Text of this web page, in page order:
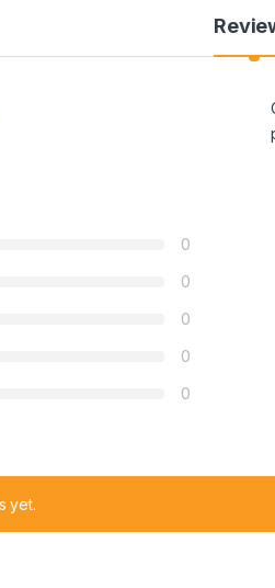
0
0
0
0
0
yet.